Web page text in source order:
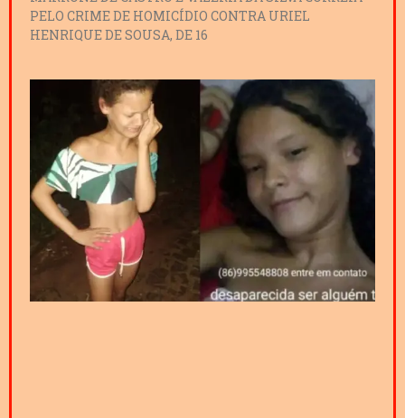
PELO CRIME DE HOMICÍDIO CONTRA URIEL
HENRIQUE DE SOUSA, DE 16